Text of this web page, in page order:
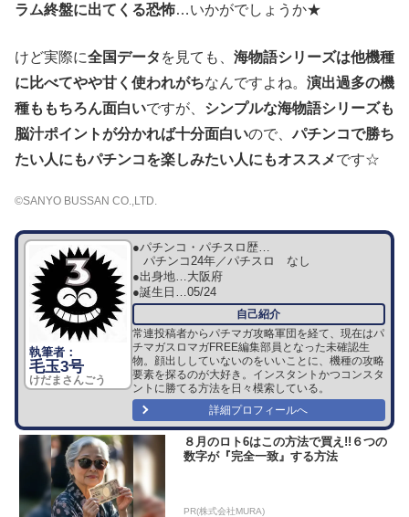
ラム終盤に出てくる恐怖…いかがでしょうか★
けど実際に全国データ を見ても、 海物語シリーズは他機種
に比べてやや甘く使われがちなんですよね。 演出過多の機
種ももちろん面白いですが、 シンプルな海物語シリーズも
脳汁ポイントが分かれば十分面白いので、パチンコで勝ち
たい人にもパチンコを楽しみたい人にもオススメです☆
©SANYO BUSSAN CO.,LTD.
毛玉3号
けだまさんごう
●パチンコ・パチスロ歴…
パチンコ24年／パチスロ なし
●出身地…大阪府
●誕生日…05/24
常連投稿者からパチマガ攻略軍団を経て、現在はパ
チマガスロマガFREE編集部員となった未確認生
物。顔出ししていないのをいいことに、機種の攻略
要素を探るのが大好き。インスタントかつコンスタ
ントに勝てる方法を日々模索している。
詳細プロフィールへ
８月のロト6はこの方法で買え!!６つの
数字が『完全一致』する方法
PR(株式会社MURA)